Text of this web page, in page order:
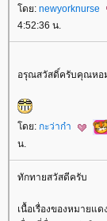
ดย: newyorknurse
4:52:36 น.
อรุณสวัสดิ์ครับคุณหอ
ดย: กะว่าก๋า
น.
ทักทายสวัสดีครับ
เนื้อเรื่องของหมายแ